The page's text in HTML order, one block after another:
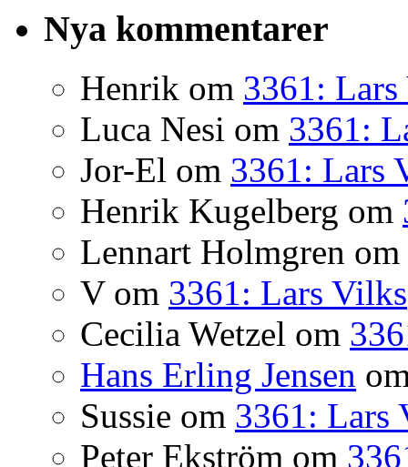
Nya kommentarer
Henrik om 3361:
Luca Nesi om 3361:
Jor-El om 3361: Lars
Henrik Kugelberg om
Lennart Holmgren om
Vom 3361: Lars Vilks
Cecilia Wetzel om
Hans Erling Jensen
Sussie om 3361: Lars
Peter Ekström om